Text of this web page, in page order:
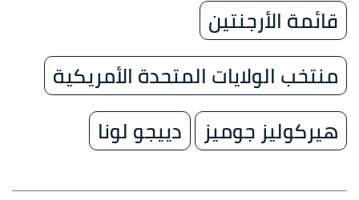
قائمة الأرجنتين
منتخب الولايات المتحدة الأمريكية
هيركوليز جوميز
دييجو لونا